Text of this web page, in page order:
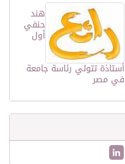
هند
حنفي
أول
أستاذة تتولي رئاسة جامعة
في مصر